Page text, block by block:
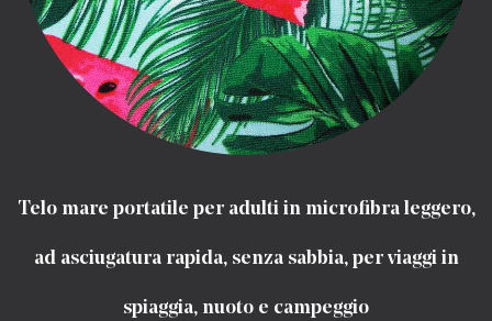
Telo mare portatile per adulti in microfibra leggero,
ad asciugatura rapida, senza sabbia, per viaggi in
spiaggia, nuoto e campeggio